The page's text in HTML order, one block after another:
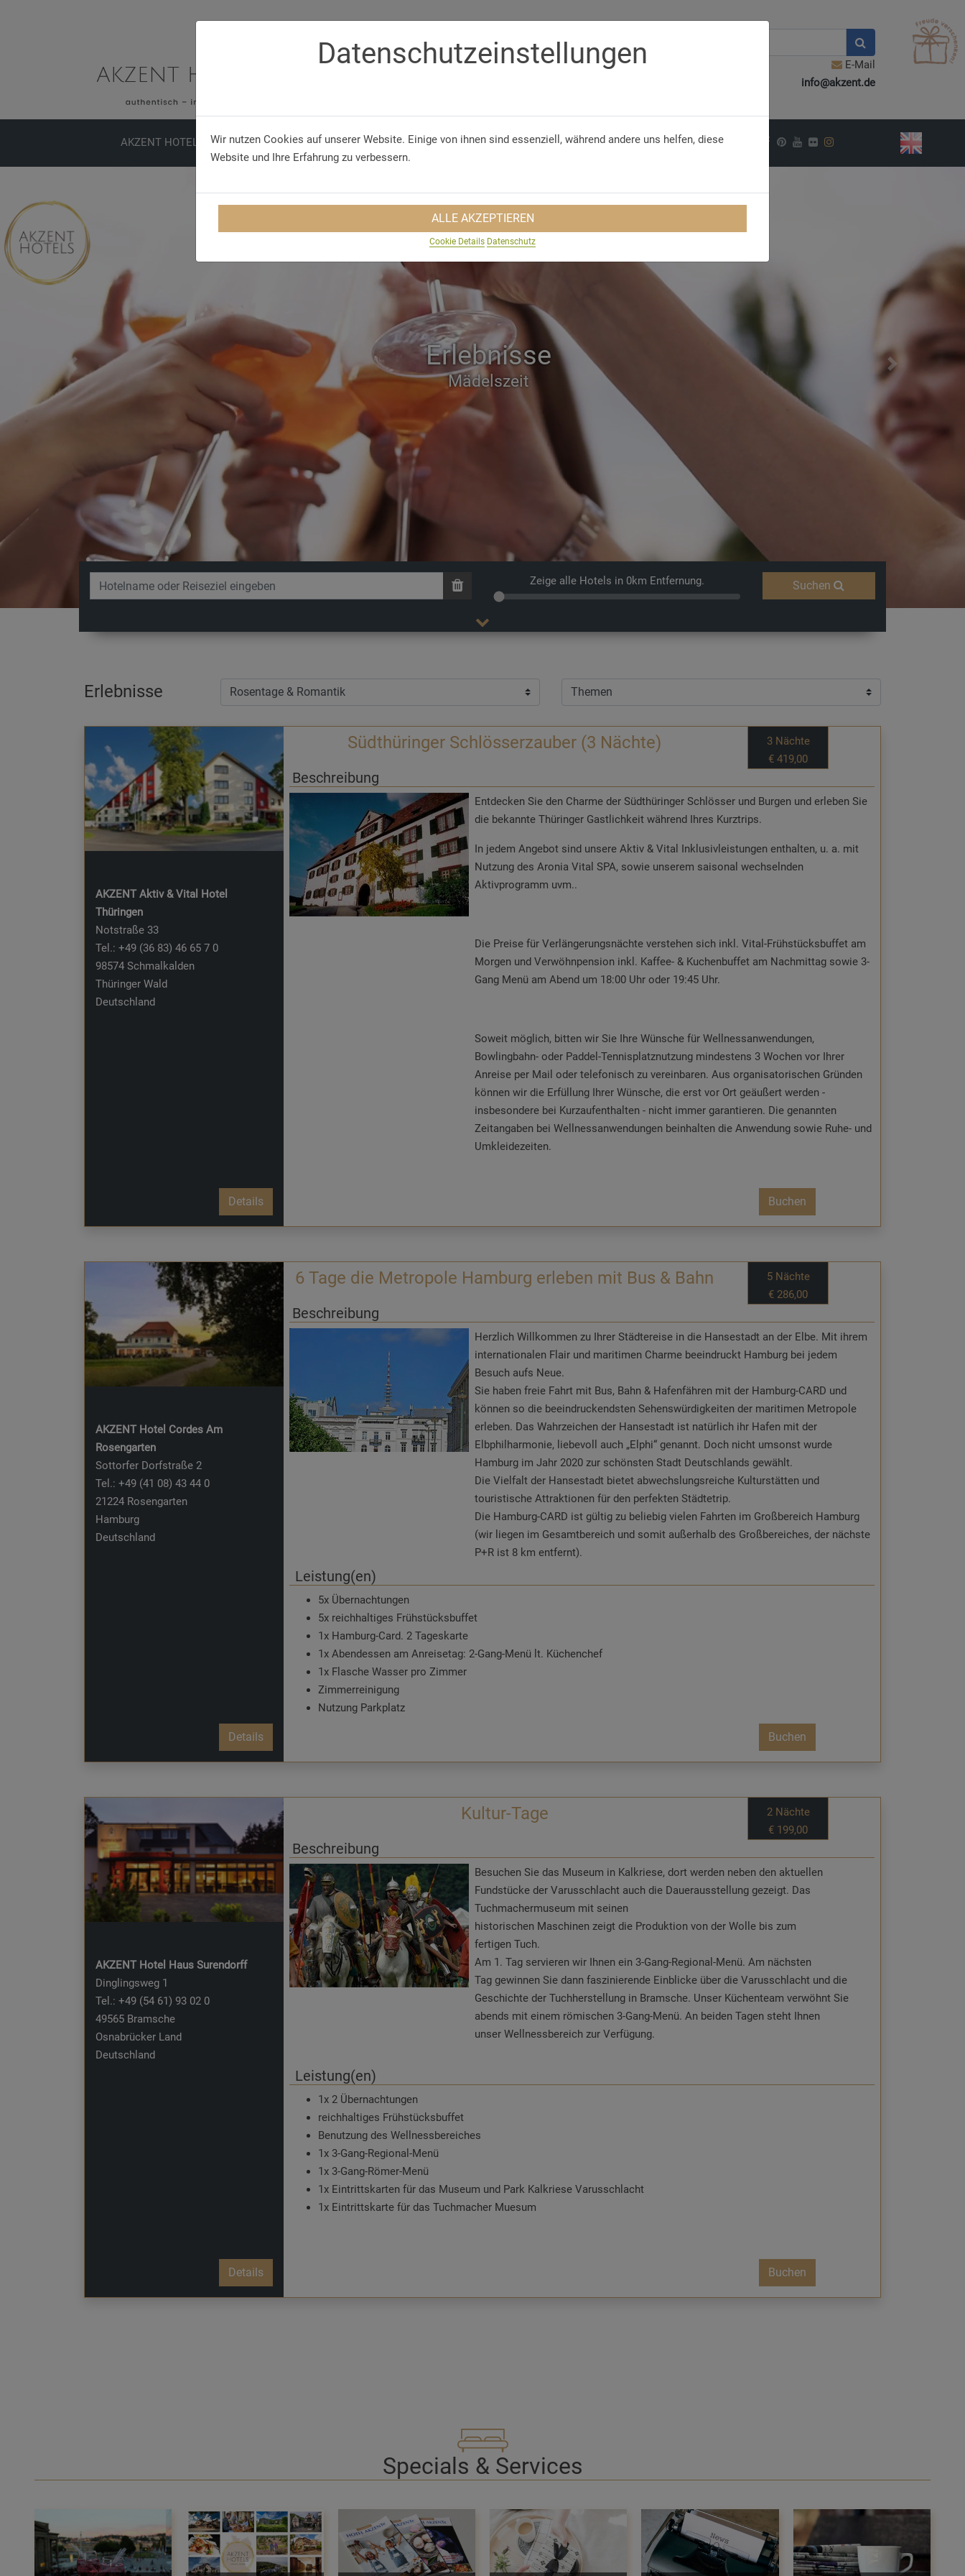
Telefon/WhatsApp
E-Mail
info@akzent.de
AKZENT HOTELS ERLEBNISSE TAGUNGEN GRUPPENREISEN NACHHALTIGKEIT REISEINSPIRATION
Erlebnisse
Mädelszeit
Previous Next
Zeige alle Hotels in 0km Entfernung. Suchen
Erlebnisse
AKZENT Aktiv & Vital Hotel
Thüringen
Notstraße 33
Tel.: +49 (36 83) 46 65 7 0
98574 Schmalkalden
Thüringer Wald
Deutschland
Details
Südthüringer Schlösserzauber (3 Nächte)
3 Nächte
€ 419,00
Beschreibung
Entdecken Sie den Charme der Südthüringer Schlösser und Burgen und erleben Sie
die bekannte Thüringer Gastlichkeit während Ihres Kurztrips.
In jedem Angebot sind unsere Aktiv & Vital Inklusivleistungen enthalten, u. a. mit
Nutzung des Aronia Vital SPA, sowie unserem saisonal wechselnden
Aktivprogramm uvm..
Die Preise für Verlängerungsnächte verstehen sich inkl. Vital-Frühstücksbuffet am
Morgen und Verwöhnpension inkl. Kaffee- & Kuchenbuffet am Nachmittag sowie 3-
Gang Menü am Abend um 18:00 Uhr oder 19:45 Uhr.
Soweit möglich, bitten wir Sie Ihre Wünsche für Wellnessanwendungen,
Bowlingbahn- oder Paddel-Tennisplatznutzung mindestens 3 Wochen vor Ihrer
Anreise per Mail oder telefonisch zu vereinbaren. Aus organisatorischen Gründen
können wir die Erfüllung Ihrer Wünsche, die erst vor Ort geäußert werden -
insbesondere bei Kurzaufenthalten - nicht immer garantieren. Die genannten
Zeitangaben bei Wellnessanwendungen beinhalten die Anwendung sowie Ruhe- und
Umkleidezeiten.
Unser Aronia Vital SPA-Team verwöhnt Sie von Montag bis Samstag. Versäumte
Anwendungen gelten als durchgeführt und können nicht nachgeholt werden.
kostenfrei möglich.
3x Übernachtung in der gebuchten Kategorie
3x Vital-Frühstücksbuffet inkl. Kaffeespezialitäten, Secco uvm.
3x Verwöhnpension inkl. Kaffee- und Kuchenbuffet 14:00-16:00 Uhr und 3-Gang Abendmenü
1x Eintritt Schloss Wilhelmsburg in Schmalkalden
1x Eintritt Schloss Elisabethenburg in Meiningen
kuscheliger Leihbademantel und Saunatuch während des Aufenthaltes
täglich 1 Flasche Mineralwasser auf dem Zimmer
Nutzung des Indoor-Pools mit Massagesitzbank und Gegenstromanlage
Nutzung des ganzjährig beheizten Außenpools
Nutzung unserer Saunalandschaft mit Dampf- und finnischer Sauna, Erlebnisduschen, Ruheraum, Infrarot-
Tiefenwärmekabine, Physiotherm Wärmeliegen und hauseigenem Gradierwerk
Nutzung unseres Außensaunagartens mit finnischer Sauna und Bio-Sauna
Teilnahme am saisonal wechselnden Aktivprogramm z.B. mit YOGA, Aquafitness, geführter Wanderung uvm.
WLAN im ganzen Hotel
Parkplatz direkt am Hotel
Buchen
AKZENT Hotel Cordes Am
Rosengarten
Sottorfer Dorfstraße 2
Tel.: +49 (41 08) 43 44 0
21224 Rosengarten
Hamburg
Deutschland
Details
6 Tage die Metropole Hamburg erleben mit Bus & Bahn
5 Nächte
€ 286,00
Beschreibung
Herzlich Willkommen zu Ihrer Städtereise in die Hansestadt an der Elbe. Mit ihrem
internationalen Flair und maritimen Charme beeindruckt Hamburg bei jedem
Besuch aufs Neue.
Sie haben freie Fahrt mit Bus, Bahn & Hafenfähren mit der Hamburg-CARD und
können so die beeindruckendsten Sehenswürdigkeiten der maritimen Metropole
erleben. Das Wahrzeichen der Hansestadt ist natürlich ihr Hafen mit der
Elbphilharmonie, liebevoll auch „Elphi“ genannt. Doch nicht umsonst wurde
Hamburg im Jahr 2020 zur schönsten Stadt Deutschlands gewählt.
Die Vielfalt der Hansestadt bietet abwechslungsreiche Kulturstätten und
touristische Attraktionen für den perfekten Städtetrip.
Die Hamburg-CARD ist gültig zu beliebig vielen Fahrten im Großbereich Hamburg
(wir liegen im Gesamtbereich und somit außerhalb des Großbereiches, der nächste
P+R ist 8 km entfernt).
Leistung(en)
5x Übernachtungen
5x reichhaltiges Frühstücksbuffet
1x Hamburg-Card. 2 Tageskarte
1x Abendessen am Anreisetag: 2-Gang-Menü lt. Küchenchef
1x Flasche Wasser pro Zimmer
Zimmerreinigung
Nutzung Parkplatz
Buchen
AKZENT Hotel Haus Surendorff
Dinglingsweg 1
Tel.: +49 (54 61) 93 02 0
49565 Bramsche
Osnabrücker Land
Deutschland
Details
Kultur-Tage
2 Nächte
€ 199,00
Beschreibung
Besuchen Sie das Museum in Kalkriese, dort werden neben den aktuellen
Fundstücke der Varusschlacht auch die Dauerausstellung gezeigt. Das
Tuchmachermuseum mit seinen
historischen Maschinen zeigt die Produktion von der Wolle bis zum
fertigen Tuch.
Am 1. Tag servieren wir Ihnen ein 3-Gang-Regional-Menü. Am nächsten
Tag gewinnen Sie dann faszinierende Einblicke über die Varusschlacht und die
Geschichte der Tuchherstellung in Bramsche. Unser Küchenteam verwöhnt Sie
abends mit einem römischen 3-Gang-Menü. An beiden Tagen steht Ihnen
unser Wellnessbereich zur Verfügung.
Leistung(en)
1x 2 Übernachtungen
reichhaltiges Frühstücksbuffet
Benutzung des Wellnessbereiches
1x 3-Gang-Regional-Menü
1x 3-Gang-Römer-Menü
1x Eintrittskarten für das Museum und Park Kalkriese Varusschlacht
1x Eintrittskarte für das Tuchmacher Muesum
Buchen
Specials & Services
Datenschutzeinstellungen
Wir nutzen Cookies auf unserer Website. Einige von ihnen sind essenziell, während andere uns helfen, diese
Website und Ihre Erfahrung zu verbessern.
ALLE AKZEPTIEREN
Cookie Details Datenschutz